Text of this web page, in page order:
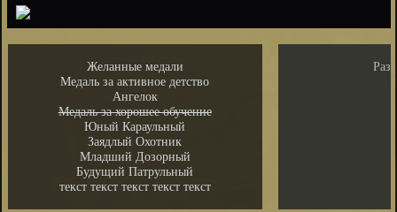
Желанные медали
Медаль за активное детство
Ангелок
Медаль за хорошее обучение
Юный Караульный
Заядлый Охотник
Младший Дозорный
Будущий Патрульный
текст текст текст текст текст